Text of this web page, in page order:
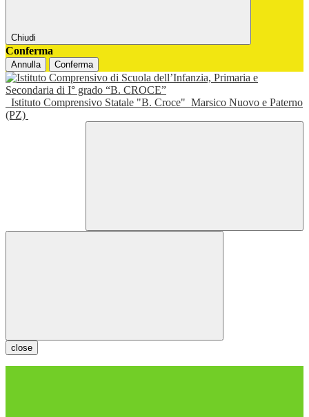
Chiudi
Conferma
Annulla Conferma
Istituto Comprensivo Statale "B. Croce" Marsico Nuovo e Paterno
(PZ)
close